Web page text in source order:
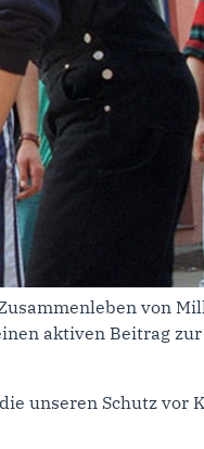
von
aktiven Beitrag
unseren Schutz vor